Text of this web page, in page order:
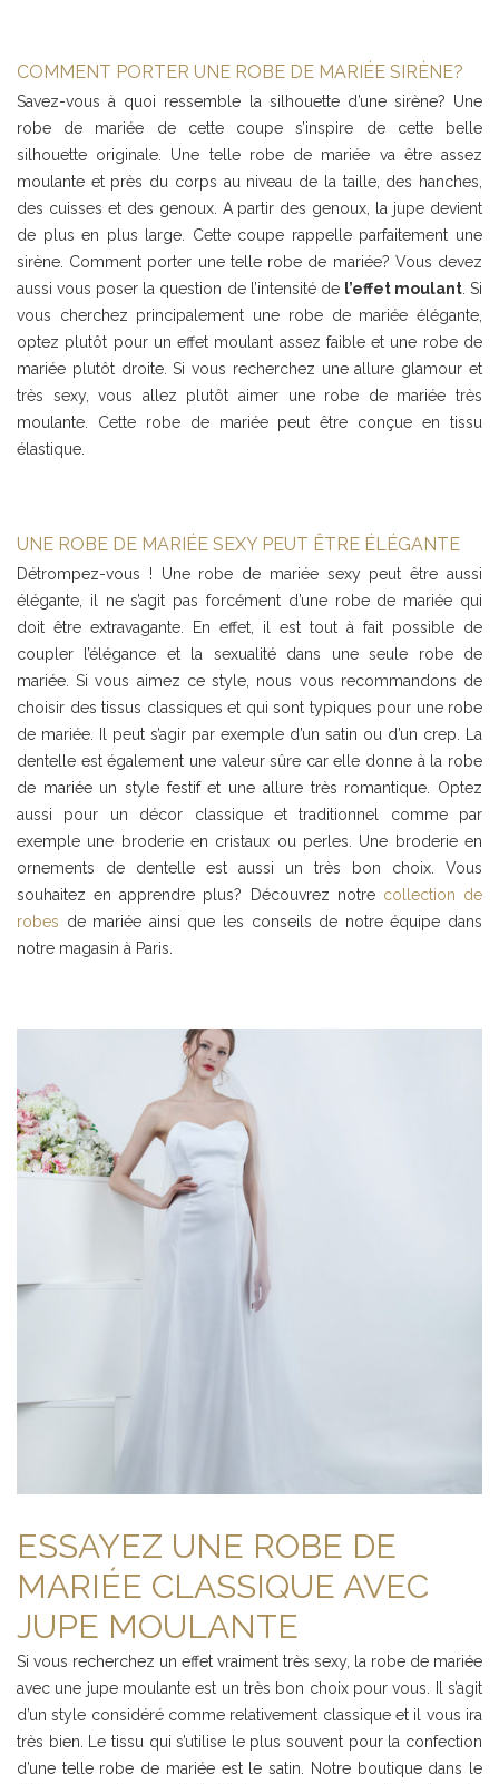
COMMENT PORTER UNE ROBE DE MARIÉE SIRÈNE?
Savez-vous à quoi ressemble la silhouette d’une sirène? Une
robe de mariée de cette coupe s’inspire de cette belle
silhouette originale. Une telle robe de mariée va être assez
moulante et près du corps au niveau de la taille, des hanches,
des cuisses et des genoux. A partir des genoux, la jupe devient
de plus en plus large. Cette coupe rappelle parfaitement une
sirène. Comment porter une telle robe de mariée? Vous devez
aussi vous poser la question de l’intensité de l’effet moulant. Si
vous cherchez principalement une robe de mariée élégante,
optez plutôt pour un effet moulant assez faible et une robe de
mariée plutôt droite. Si vous recherchez une allure glamour et
très sexy, vous allez plutôt aimer une robe de mariée très
moulante. Cette robe de mariée peut être conçue en tissu
élastique.
UNE ROBE DE MARIÉE SEXY PEUT ÊTRE ÉLÉGANTE
Détrompez-vous ! Une robe de mariée sexy peut être aussi
élégante, il ne s’agit pas forcément d’une robe de mariée qui
doit être extravagante. En effet, il est tout à fait possible de
coupler l’élégance et la sexualité dans une seule robe de
mariée. Si vous aimez ce style, nous vous recommandons de
choisir des tissus classiques et qui sont typiques pour une robe
de mariée. Il peut s’agir par exemple d’un satin ou d’un crep. La
dentelle est également une valeur sûre car elle donne à la robe
de mariée un style festif et une allure très romantique. Optez
aussi pour un décor classique et traditionnel comme par
exemple une broderie en cristaux ou perles. Une broderie en
ornements de dentelle est aussi un très bon choix. Vous
souhaitez en apprendre plus? Découvrez notre collection de
robes de mariée ainsi que les conseils de notre équipe dans
notre magasin à Paris.
ESSAYEZ UNE ROBE DE
MARIÉE CLASSIQUE AVEC
JUPE MOULANTE
Si vous recherchez un effet vraiment très sexy, la robe de mariée
avec une jupe moulante est un très bon choix pour vous. Il s’agit
d’un style considéré comme relativement classique et il vous ira
très bien. Le tissu qui s’utilise le plus souvent pour la confection
d’une telle robe de mariée est le satin. Notre boutique dans le